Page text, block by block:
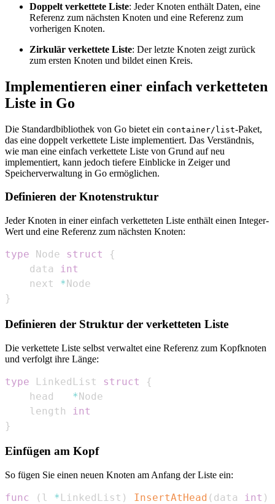
Doppelt verkettete Liste: Jeder Knoten enthält Daten, eine
Referenz zum nächsten Knoten und eine Referenz zum
vorherigen Knoten.
Zirkulär verkettete Liste: Der letzte Knoten zeigt zurück
zum ersten Knoten und bildet einen Kreis.
Implementieren einer einfach verketteten
Liste in Go
Die Standardbibliothek von Go bietet ein container/list-Paket,
das eine doppelt verkettete Liste implementiert. Das Verständnis,
wie man eine einfach verkettete Liste von Grund auf neu
implementiert, kann jedoch tiefere Einblicke in Zeiger und
Speicherverwaltung in Go ermöglichen.
Definieren der Knotenstruktur
Jeder Knoten in einer einfach verketteten Liste enthält einen Integer-
Wert und eine Referenz zum nächsten Knoten:
type Node struct
{
    data
int
    next
*
}
Definieren der Struktur der verketteten Liste
Die verkettete Liste selbst verwaltet eine Referenz zum Kopfknoten
und verfolgt ihre Länge:
type LinkedList struct
{
    head
*
    length
int
}
Einfügen am Kopf
So fügen Sie einen neuen Knoten am Anfang der Liste ein:
func ( l * LinkedList ) InsertAtHead ( data int )